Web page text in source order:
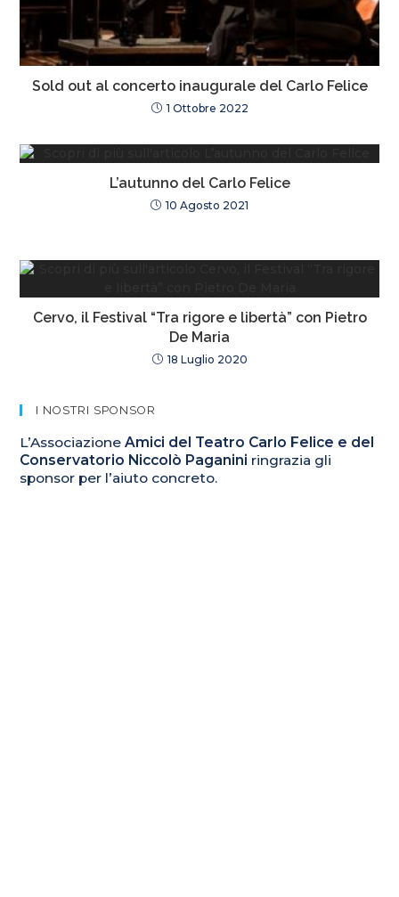
Sold out al concerto inaugurale del Carlo Felice
1 Ottobre 2022
L’autunno del Carlo Felice
10 Agosto 2021
Cervo, il Festival “Tra rigore e libertà” con Pietro
De Maria
18 Luglio 2020
I NOSTRI SPONSOR
L’AssociazioneAmici del Teatro Carlo Felice e del
Conservatorio Niccolò Paganini ringrazia gli
sponsor per l’aiuto concreto.